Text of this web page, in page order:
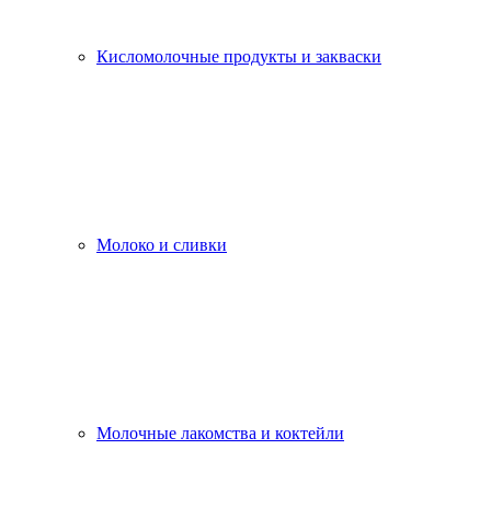
Кисломолочные продукты и закваски
Молоко и сливки
Молочные лакомства и коктейли